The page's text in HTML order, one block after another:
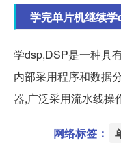
学完单片机继续
学dsp,DSP是一种具
内部采用程序和数据
器,广泛采用流水线操
网络标签：